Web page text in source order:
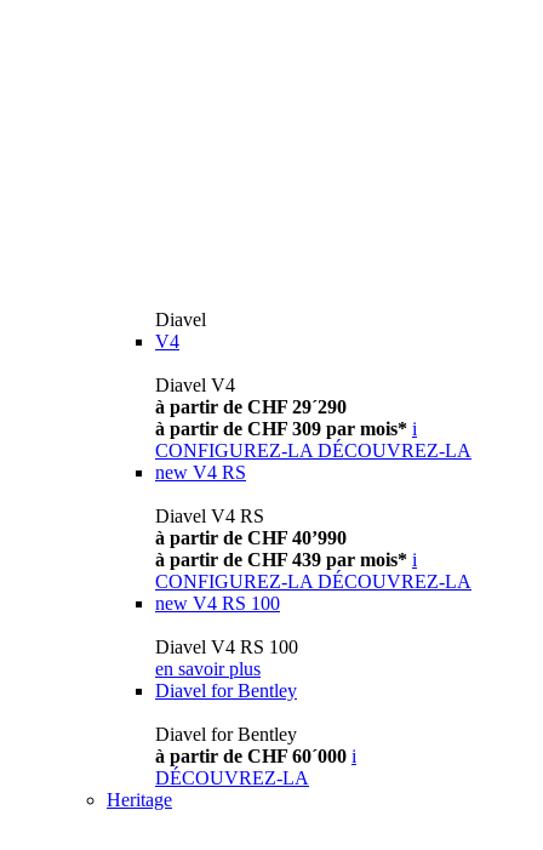
Diavel
V4
Diavel V4
à partir de CHF 29´290
à partir de CHF 309 par mois* i
CONFIGUREZ-LA DÉCOUVREZ-LA
new V4 RS
Diavel V4 RS
à partir de CHF 40’990
à partir de CHF 439 par mois* i
CONFIGUREZ-LA DÉCOUVREZ-LA
new V4 RS 100
Diavel V4 RS 100
en savoir plus
Diavel for Bentley
Diavel for Bentley
à partir de CHF 60´000 i
DÉCOUVREZ-LA
Heritage